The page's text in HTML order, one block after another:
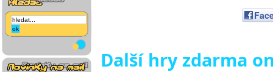
Další hry zdarma